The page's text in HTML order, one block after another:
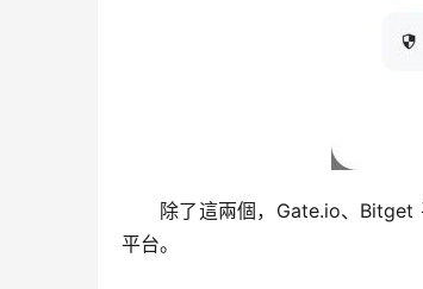
除了這兩個，Gate.io、Bitget
平台。